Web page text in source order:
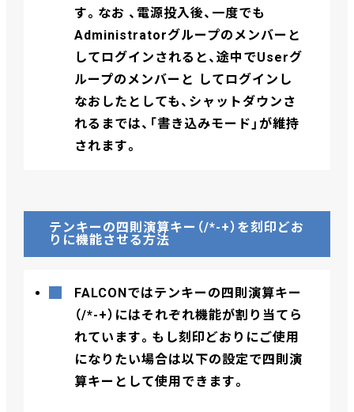
す。なお 、電源投入後、一度でも
Administratorグループのメンバーと
してログインされると、途中でUserグ
ループのメンバーと してログインし
なおしたとしても、シャットダウンさ
れるまでは、「書き込みモード」が維持
されます。
テンキーの四則演算キー（/*-+）を刻印どお
りに機能させる方法
FALCONではテンキーの四則演算キー
（/*-+）にはそれぞれ機能が割り当てら
れています。もし刻印どおりにご使用
になりたい場合は以下の設定で四則演
算キーとして使用できます。